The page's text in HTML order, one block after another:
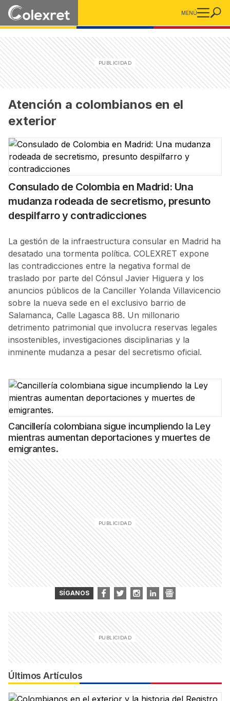
MENÚ
Atención a colombianos en el
exterior
Consulado de Colombia en Madrid: Una
mudanza rodeada de secretismo, presunto
despilfarro y contradicciones
La gestión de la infraestructura consular en Madrid ha
desatado una tormenta política. COLEXRET expone
las contradicciones entre la negativa formal de
traslado por parte del Cónsul Javier Higuera y los
anuncios públicos de la Canciller Yolanda Villavicencio
sobre la nueva sede en el exclusivo barrio de
Salamanca, Calle Lagasca 88. Un millonario
detrimento patrimonial que involucra reservas legales
insostenibles, investigaciones disciplinarias y la
inminente mudanza a pesar del secretismo oficial.
Cancillería colombiana sigue incumpliendo la Ley
mientras aumentan deportaciones y muertes de
emigrantes.
SÍGANOS
Últimos Artículos